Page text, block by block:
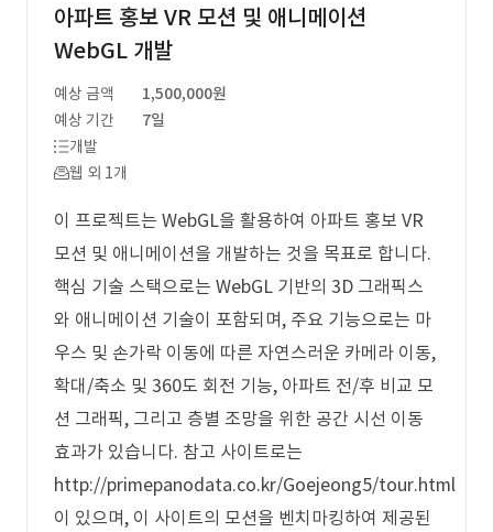
아파트 홍보 VR 모션 및 애니메이션
WebGL 개발
예상 금액
1,500,000원
예상 기간
7일
개발
웹 외 1개
이 프로젝트는 WebGL을 활용하여 아파트 홍보 VR
모션 및 애니메이션을 개발하는 것을 목표로 합니다.
핵심 기술 스택으로는 WebGL 기반의 3D 그래픽스
와 애니메이션 기술이 포함되며, 주요 기능으로는 마
우스 및 손가락 이동에 따른 자연스러운 카메라 이동,
확대/축소 및 360도 회전 기능, 아파트 전/후 비교 모
션 그래픽, 그리고 층별 조망을 위한 공간 시선 이동
효과가 있습니다. 참고 사이트로는
http://primepanodata.co.kr/Goejeong5/tour.html
이 있으며, 이 사이트의 모션을 벤치마킹하여 제공된